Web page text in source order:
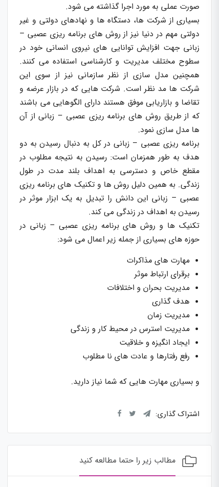
صورت عملی به مورد اجرا گذاشته می شود.
بسیاری از شرکت ها، دستگاه ها و نهادهای دولتی و غیر
دولتی مهم در دنیا نیز از روش های برنامه ریزی عصبی –
زبانی جهت افزایش توانایی های نیروی انسانی خود در
سطوح مختلف مدیریت و کارشناسی استفاده می کنند.
همچنین مدل سازی از نظر سازمانی نیز از سوی این
شرکت ها مد نظر است. شرکت هایی که در بازار عرضه و
تقاضا و بازاریابی موفق هستند دارای الگوهایی می باشند
که از طریق روش های برنامه ریزی عصبی – زبانی از آن
ها مدل سازی نمود.
برنامه ریزی عصبی – زبانی در کل به دنبال رسیدن به دو
هدف به طور همزمان است: رسیدن به نتیجه مطلوب در
مقطع خاص و دسترسی به اهداف بلند مدت در طول
زندگی. به همین دلیل روش ها و تکنیک های برنامه ریزی
عصبی – زبانی این دانش را تبدیل به یک ابزار موثر در
رسیدن به اهداف در زندگی می کند.
تکنیک ها و روش های برنامه ریزی عصبی – زبانی در
حوزه های بسیاری از جمله زیر اعمال می شود:
مهارت های مذاکرات
برقرای ارتباط موثر
مدیریت بحران و اختلافات
هدف گذاری
مدیریت زمان
مدیریت استرس در محیط کار و زندگی
ایجاد انگیزه و خلاقیت
رفع رفتارها و عادت های نا مطلوب
و بسیاری مهارت هایی که شما نیاز دارید.
اشتراک گذاری:
مطالب زیر را حتما مطالعه کنید